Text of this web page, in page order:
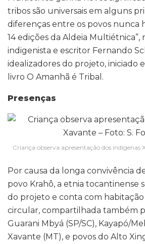
tribos são universais em alguns
diferenças entre os povos nunca
14 edições da Aldeia Multiétnica”,
indigenista e escritor Fernando
idealizadores do projeto, iniciado
livro O Amanhã é Tribal.
Presenças
Criança observa apresentação dos indígenas
Por causa da longa convivência
povo Krahô, a etnia tocantinense
do projeto e conta com habitação
circular, compartilhada também
Guarani Mbyá (SP/SC), Kayapó/
Xavante (MT), e povos do Alto